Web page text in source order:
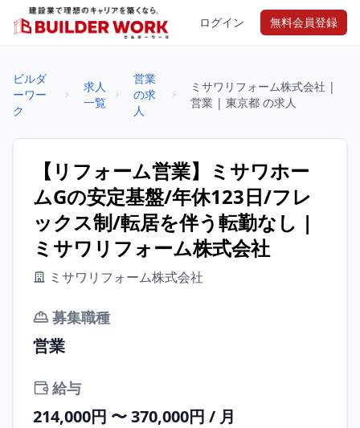
ログイン 無料会員登録
ビルダ
ーワー
ク
求人
一覧
営業
の求
人
ミサワリフォーム株式会社 |
営業 | 東京都 の求人
【リフォーム営業】ミサワホー
ムGの安定基盤/年休123日/フレ
ックス制/転居を伴う転勤なし |
ミサワリフォーム株式会社
ミサワリフォーム株式会社
募集職種
営業
給与
214,000円 〜 370,000円 / 月